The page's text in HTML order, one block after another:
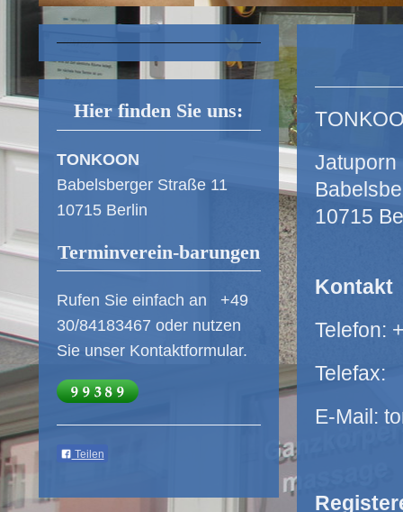
Jatuporn
10715
Kontakt
Telefon:
Telefax:
E-Mail:
Hier finden Sie uns:
TONKOON
Babelsberger Straße 11
10715 Berlin
Terminverein-barungen
Rufen Sie einfach an +49
30/84183467 oder nutzen
Sie unser Kontaktformular.
Teilen